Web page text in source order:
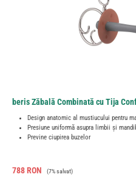
beris Zăbală Combinată cu Tija
Design anatomic al mustiucului pentru
Presiune uniformă asupra limbii și
Previne ciupirea buzelor
Preț de vânzare:
788 RON Preț obișnuit:
(7% salvat)